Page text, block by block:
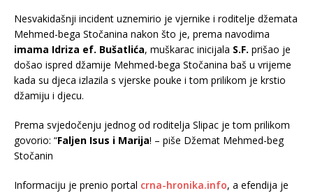
Nesvakidašnji incident uznemirio je vjernike i roditelje džemata
Mehmed-bega Stočanina nakon što je, prema navodima
imama Idriza ef. Bušatlića, muškarac inicijala S.F. prišao je
došao ispred džamije Mehmed-bega Stočanina baš u vrijeme
kada su djeca izlazila s vjerske pouke i tom prilikom je krstio
džamiju i djecu.
Prema svjedočenju jednog od roditelja Slipac je tom prilikom
govorio: “Faljen Isus i Marija! – piše Džemat Mehmed-beg
Stočanin
Informaciju je prenio portal crna-hronika.info, a efendija je